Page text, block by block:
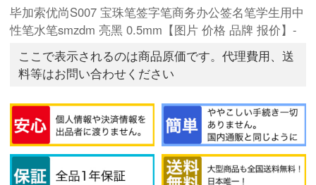
毕加索优尚S007 宝珠笔签字笔商务办公签名笔学生用中
性笔水笔smzdm 亮黑 0.5mm【图片 价格 品牌 报价】-
ここで表示されるのは商品原価です。代理費用、送
料等はお問い合わせください